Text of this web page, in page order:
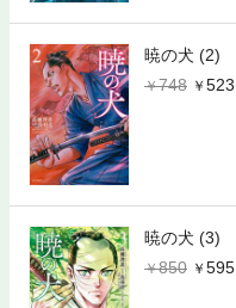
暁の犬 (2)
748
523
暁の犬 (3)
850
595